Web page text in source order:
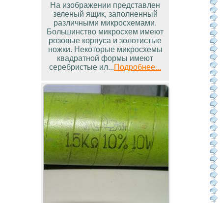
На изображении представлен
зеленый ящик, заполненный
различными микросхемами.
Большинство микросхем имеют
розовые корпуса и золотистые
ножки. Некоторые микросхемы
квадратной формы имеют
серебристые ил...Подробнее...